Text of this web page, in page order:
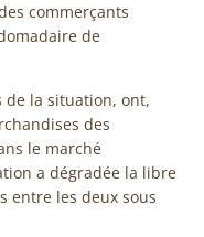
commerçants
de
de la situation, ont,
des
le marché
a dégradée la libre
entre les deux sous